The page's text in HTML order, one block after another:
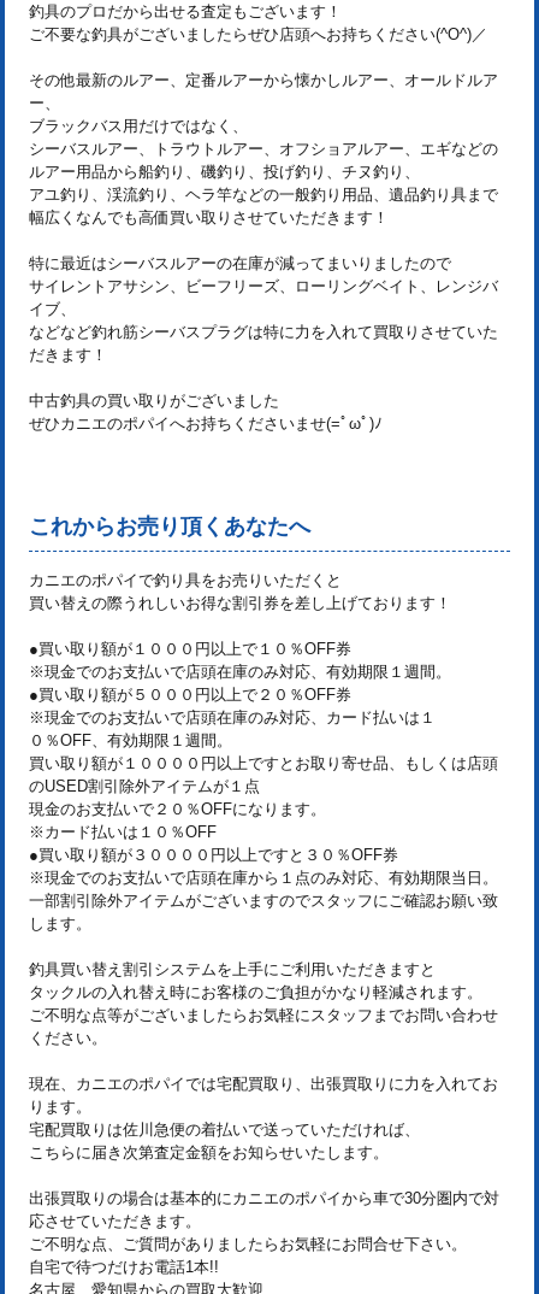
釣具のプロだから出せる査定もございます！
ご不要な釣具がございましたらぜひ店頭へお持ちください(^O^)／
その他最新のルアー、定番ルアーから懐かしルアー、オールドルア
ー、
ブラックバス用だけではなく、
シーバスルアー、トラウトルアー、オフショアルアー、エギなどの
ルアー用品から船釣り、磯釣り、投げ釣り、チヌ釣り、
アユ釣り、渓流釣り、ヘラ竿などの一般釣り用品、遺品釣り具まで
幅広くなんでも高価買い取りさせていただきます！
特に最近はシーバスルアーの在庫が減ってまいりましたので
サイレントアサシン、ビーフリーズ、ローリングベイト、レンジバ
イブ、
などなど釣れ筋シーバスプラグは特に力を入れて買取りさせていた
だきます！
中古釣具の買い取りがございました
ぜひカニエのポパイへお持ちくださいませ(=ﾟωﾟ)ﾉ
これからお売り頂くあなたへ
カニエのポパイで釣り具をお売りいただくと
買い替えの際うれしいお得な割引券を差し上げております！
●買い取り額が１０００円以上で１０％OFF券
※現金でのお支払いで店頭在庫のみ対応、有効期限１週間。
●買い取り額が５０００円以上で２０％OFF券
※現金でのお支払いで店頭在庫のみ対応、カード払いは１
０％OFF、有効期限１週間。
買い取り額が１００００円以上ですとお取り寄せ品、もしくは店頭
のUSED割引除外アイテムが１点
現金のお支払いで２０％OFFになります。
※カード払いは１０％OFF
●買い取り額が３００００円以上ですと３０％OFF券
※現金でのお支払いで店頭在庫から１点のみ対応、有効期限当日。
一部割引除外アイテムがございますのでスタッフにご確認お願い致
します。
釣具買い替え割引システムを上手にご利用いただきますと
タックルの入れ替え時にお客様のご負担がかなり軽減されます。
ご不明な点等がございましたらお気軽にスタッフまでお問い合わせ
ください。
現在、カニエのポパイでは宅配買取り、出張買取りに力を入れてお
ります。
宅配買取りは佐川急便の着払いで送っていただければ、
こちらに届き次第査定金額をお知らせいたします。
出張買取りの場合は基本的にカニエのポパイから車で30分圏内で対
応させていただきます。
ご不明な点、ご質問がありましたらお気軽にお問合せ下さい。
自宅で待つだけお電話1本!!
名古屋、愛知県からの買取大歓迎